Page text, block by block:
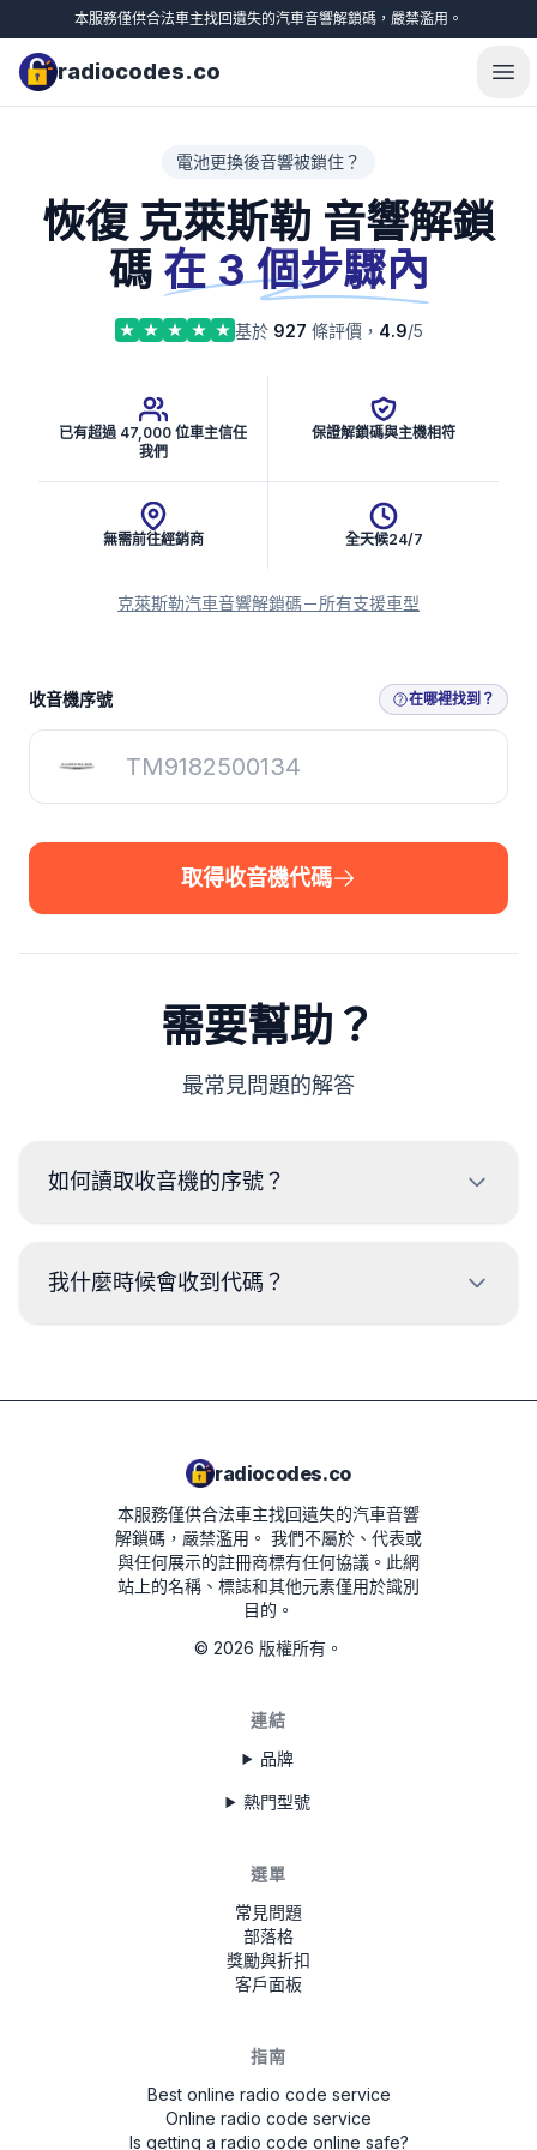
本服務僅供合法車主找回遺失的汽車音響解鎖碼，嚴禁濫用。
radiocodes.co
電池更換後音響被鎖住？
恢復 克萊斯勒 音響解鎖
碼 在 3 個步驟內
基於 927 條評價， 4.9/5
已有超過 47,000 位車主信任
我們
保證解鎖碼與主機相符
無需前往經銷商 全天候24/7
克萊斯勒汽車音響解鎖碼－所有支援車型
取得收音機代碼
收音機序號 在哪裡找到？
取得收音機代碼
需要幫助？
最常見問題的解答
如何讀取收音機的序號？
殼上的標籤讀取代碼。序列號通常位於條碼的上方或下方。
TVPQN14640E50V
T00AM2221T0368
T19QN202213382
T0MYD334011268
6802BD061074902
T0012010272666
T00713271P0162
TQN1882123EA
W629
我什麼時候會收到代碼？
radiocodes.co
本服務僅供合法車主找回遺失的汽車音響
解鎖碼，嚴禁濫用。 我們不屬於、代表或
與任何展示的註冊商標有任何協議。此網
站上的名稱、標誌和其他元素僅用於識別
目的。
© 2026 版權所有。
連結
品牌
熱門型號
選單
常見問題
部落格
獎勵與折扣
客戶面板
指南
Best online radio code service
Online radio code service
Is getting a radio code online safe?